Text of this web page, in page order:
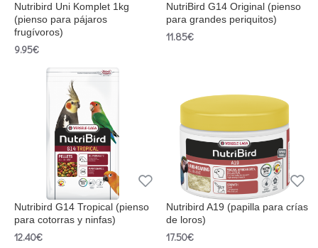
Nutribird Uni Komplet 1kg
(pienso para pájaros
frugívoros)
9.95€
NutriBird G14 Original (pienso
para grandes periquitos)
11.85€
Nutribird G14 Tropical (pienso
para cotorras y ninfas)
12.40€
Nutribird A19 (papilla para crías
de loros)
17.50€